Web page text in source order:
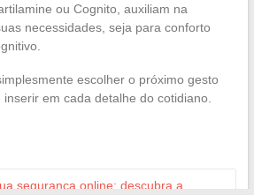
ou Cognito, auxiliam na
necessidades, seja para conforto
escolher o próximo gesto
em cada detalhe do cotidiano.
segurança online: descubra a